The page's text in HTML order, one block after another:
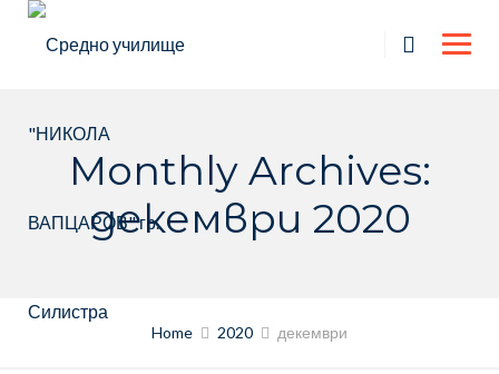
Skip
Monthly Archives:
декември 2020
Home 2020 декември